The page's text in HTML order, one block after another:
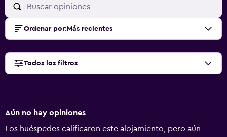
Ordenar por: Más recientes
Todos los filtros
Aún no hay opiniones
Los huéspedes calificaron este alojamiento, pero aún